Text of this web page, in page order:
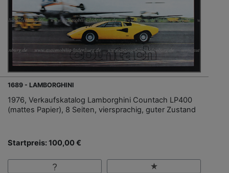
1689 - LAMBORGHINI
1976, Verkaufskatalog Lamborghini Countach LP400
(mattes Papier), 8 Seiten, viersprachig, guter Zustand
Startpreis: 100,00 €